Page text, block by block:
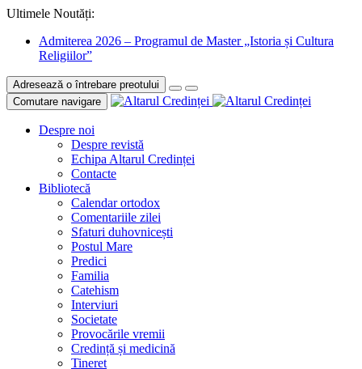
Ultimele Noutăți:
Admiterea 2026 – Programul de Master „Istoria și Cultura
Religiilor”
Adresează o întrebare preotului
Comutare navigare
Despre noi
Despre revistă
Echipa Altarul Credinței
Contacte
Bibliotecă
Calendar ortodox
Comentariile zilei
Sfaturi duhovnicești
Postul Mare
Predici
Familia
Catehism
Interviuri
Societate
Provocările vremii
Credință și medicină
Tineret